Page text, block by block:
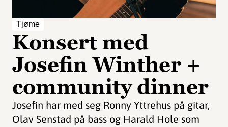
Tjøme
Konsert med
Josefin Winther +
community dinner
Josefin har med seg Ronny Yttrehus på gitar,
Olav Senstad på bass og Harald Hole som